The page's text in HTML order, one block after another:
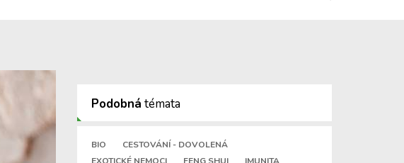
Podobná témata
BIO
CESTOVÁNÍ - DOVOLENÁ